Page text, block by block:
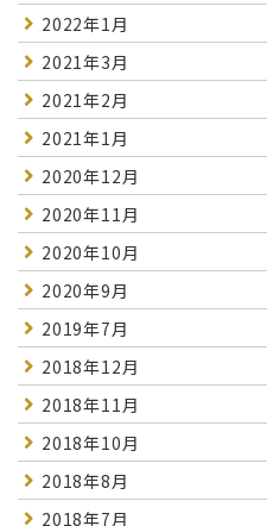
2022年1月
2021年3月
2021年2月
2021年1月
2020年12月
2020年11月
2020年10月
2020年9月
2019年7月
2018年12月
2018年11月
2018年10月
2018年8月
2018年7月